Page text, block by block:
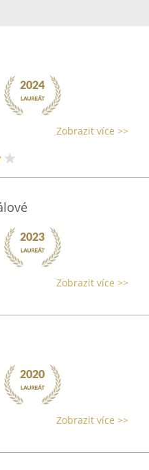
Zobrazit více >>
Zobrazit více >>
Zobrazit více >>